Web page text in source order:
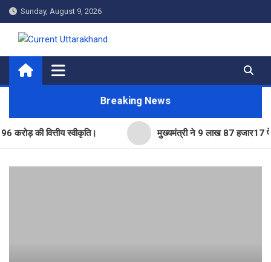
Skip
to
content
Sunday, August 9, 2026
Current Uttarakhand
Breaking News
वित्तीय स्वीकृति। मुख्यमंत्री ने 9 लाख 87 हजार17 पेंशन